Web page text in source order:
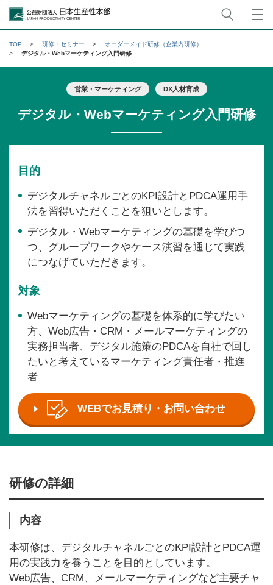
公益財団法人日本生産性本部
TOP 研修・セミナー
オーダーメイド研修（企業内研修）
デジタル・Webマーケティング入門研修
営業・マーケティング DX人材育成
デジタル・Webマーケティング入門研修
目的
デジタルチャネルごとのKPI設計とPDCA運用手
法を習得いただくことを狙いとします。
デジタル・Webマーケティングの基礎を学びつ
つ、グループワークやケース演習を通じて実践
につなげていただきます。
対象
Webマーケティングの基礎を体系的に学びたい
方、Web広告・CRM・メールマーケティングの
実務担当者、デジタル施策のPDCAを自社で回し
たいと考えているマーケティング責任者・推進
者
WEBでお見積り・お問い合わせ
研修の詳細
内容
本研修は、デジタルチャネルごとのKPI設計とPDCA運
用の実践力を養うことを目的としています。
Web広告、CRM、メールマーケティングなど主要チャ